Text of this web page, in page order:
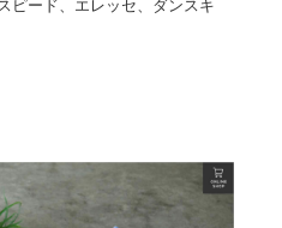
ピード、エレッセ、ダンスキ